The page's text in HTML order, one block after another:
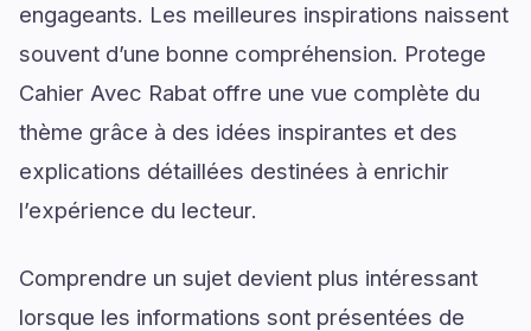
engageants. Les meilleures inspirations naissent
souvent d’une bonne compréhension. Protege
Cahier Avec Rabat offre une vue complète du
thème grâce à des idées inspirantes et des
explications détaillées destinées à enrichir
l’expérience du lecteur.
Comprendre un sujet devient plus intéressant
lorsque les informations sont présentées de